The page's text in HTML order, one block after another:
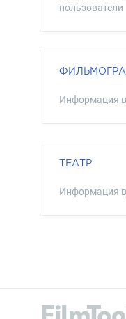
пользователи
Информация
ТЕАТР
Информация